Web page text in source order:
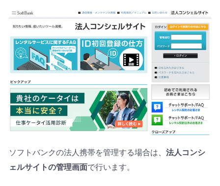
ソフトバンクの法人携帯を管理する場合は、 法人コンシ
ェルサイトの管理画面で行います。